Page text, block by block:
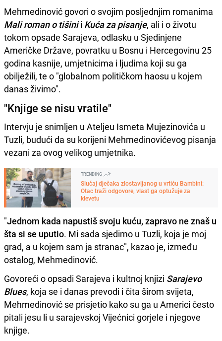
Mehmedinović govori o svojim posljednjim romanima
Mali roman o tišinii Kuća za pisanje, ali i o životu
tokom opsade Sarajeva, odlasku u Sjedinjene
Američke Države, povratku u Bosnu i Hercegovinu 25
godina kasnije, umjetnicima i ljudima koji su ga
obilježili, te o "globalnom političkom haosu u kojem
danas živimo".
"Knjige se nisu vratile"
Intervju je snimljen u Ateljeu Ismeta Mujezinovića u
Tuzli, budući da su korijeni Mehmedinovićevog pisanja
vezani za ovog velikog umjetnika.
TRENDING
Slučaj dječaka zlostavljanog u vrtiću Bambini:
Otac traži odgovore, vlast ga optužuje za
klevetu
"Jednom kada napustiš svoju kuću, zapravo ne znaš u
šta si se uputio. Mi sada sjedimo u Tuzli, koja je moj
grad, a u kojem sam ja stranac", kazao je, između
ostalog, Mehmedinović.
Govoreći o opsadi Sarajeva i kultnoj knjizi Sarajevo
Blues, koja se i danas prevodi i čita širom svijeta,
Mehmedinović se prisjetio kako su ga u Americi često
pitali jesu li u sarajevskoj Vijećnici gorjele i njegove
knjige.